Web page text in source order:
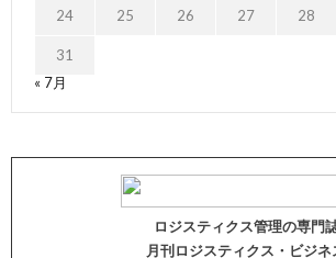
24 25 26 27 28
31
« 7月
ロジスティクス管理の専門
月刊ロジスティクス・ビジネ